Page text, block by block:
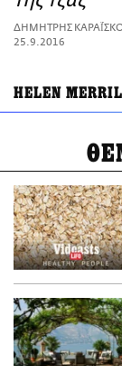
ΑΜΠΑ
PRINT
ΔΗΜΗΤΡΗΣ
25.9.2016
ΗELEN